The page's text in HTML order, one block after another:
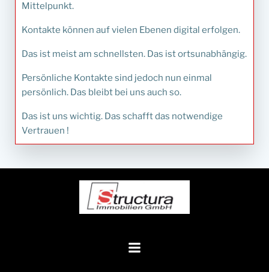
Mittelpunkt.
Kontakte können auf vielen Ebenen digital erfolgen.
Das ist meist am schnellsten. Das ist ortsunabhängig.
Persönliche Kontakte sind jedoch nun einmal
persönlich. Das bleibt bei uns auch so.
Das ist uns wichtig. Das schafft das notwendige
Vertrauen !